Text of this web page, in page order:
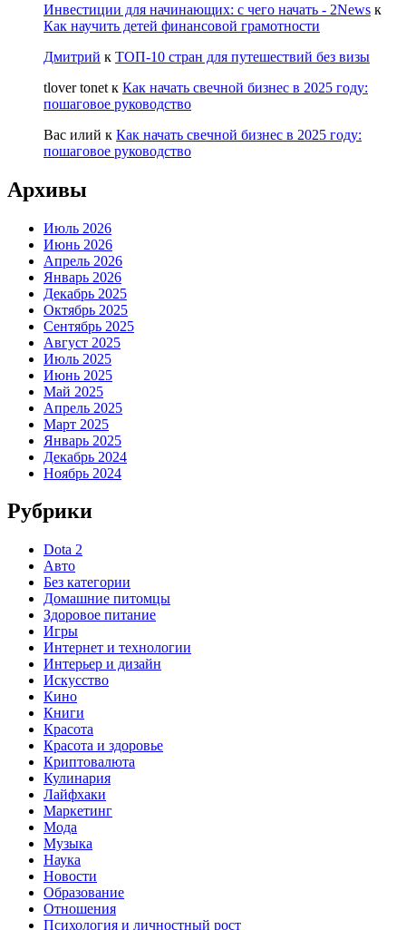
Инвестиции для начинающих: с чего начать - 2News к
Как научить детей финансовой грамотности
Дмитрий к ТОП-10 стран для путешествий без визы
tlover tonet к Как начать свечной бизнес в 2025 году:
пошаговое руководство
Вас илий к Как начать свечной бизнес в 2025 году:
пошаговое руководство
Архивы
Июль 2026
Июнь 2026
Апрель 2026
Январь 2026
Декабрь 2025
Октябрь 2025
Сентябрь 2025
Август 2025
Июль 2025
Июнь 2025
Май 2025
Апрель 2025
Март 2025
Январь 2025
Декабрь 2024
Ноябрь 2024
Рубрики
Dota 2
Авто
Без категории
Домашние питомцы
Здоровое питание
Игры
Интернет и технологии
Интерьер и дизайн
Искусство
Кино
Книги
Красота
Красота и здоровье
Криптовалюта
Кулинария
Лайфхаки
Маркетинг
Мода
Музыка
Наука
Новости
Образование
Отношения
Психология и личностный рост